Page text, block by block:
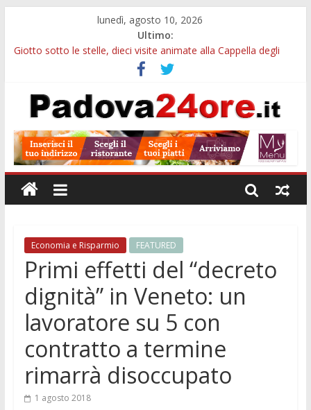
lunedì, agosto 10, 2026
Ultimo:
Giotto sotto le stelle, dieci visite animate alla Cappella degli
Notizie di Padova alle ore 23: borse Eni, musei gratuiti e
scadenze universitarie
Concorso Claudio Scimone, 14mila euro ai giovani musicisti:
Gemellaggi internazionali, 100mila euro ai Comuni veneti:
domande entro il 7 settembre
Alloggi ESU Padova 2026-2027: requisiti, scadenze e domanda
per ottenere un posto letto
Economia e Risparmio FEATURED
Primi effetti del “decreto
dignità” in Veneto: un
lavoratore su 5 con
contratto a termine
rimarrà disoccupato
1 agosto 2018